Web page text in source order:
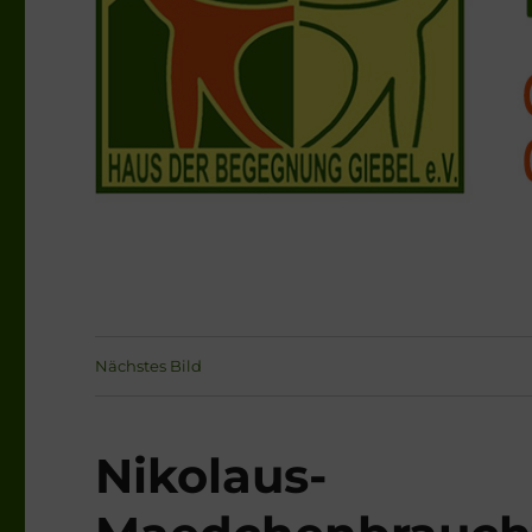
Nächstes Bild
Nikolaus-